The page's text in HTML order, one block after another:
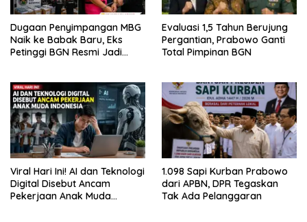
Dugaan Penyimpangan MBG
Naik ke Babak Baru, Eks
Petinggi BGN Resmi Jadi
Evaluasi 1,5 Tahun Berujung
Pergantian, Prabowo Ganti
Total Pimpinan BGN
Viral Hari Ini! AI dan Teknologi
Digital Disebut Ancam
Pekerjaan Anak Muda
1.098 Sapi Kurban Prabowo
dari APBN, DPR Tegaskan
Tak Ada Pelanggaran